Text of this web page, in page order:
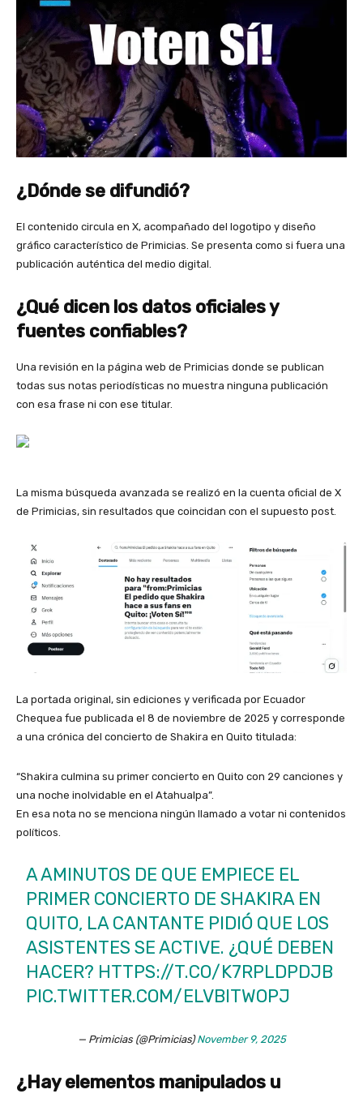
¿Dónde se difundió?
El contenido circula en X, acompañado del logotipo y diseño
gráfico característico de Primicias. Se presenta como si fuera una
publicación auténtica del medio digital.
¿Qué dicen los datos oficiales y
fuentes confiables?
Una revisión en la página web de Primicias donde se publican
todas sus notas periodísticas no muestra ninguna publicación
con esa frase ni con ese titular.
La misma búsqueda avanzada se realizó en la cuenta oficial de X
de Primicias, sin resultados que coincidan con el supuesto post.
La portada original, sin ediciones y verificada por Ecuador
Chequea fue publicada el 8 de noviembre de 2025 y corresponde
a una crónica del concierto de Shakira en Quito titulada:
“Shakira culmina su primer concierto en Quito con 29 canciones y
una noche inolvidable en el Atahualpa”.
En esa nota no se menciona ningún llamado a votar ni contenidos
políticos.
A AMINUTOS DE QUE EMPIECE EL
PRIMER CONCIERTO DE SHAKIRA EN
QUITO, LA CANTANTE PIDIÓ QUE LOS
ASISTENTES SE ACTIVE. ¿QUÉ DEBEN
HACER? HTTPS://T.CO/K7RPLDPDJB
PIC.TWITTER.COM/ELVBITWOPJ
— Primicias (@Primicias)November 9, 2025
¿Hay elementos manipulados u